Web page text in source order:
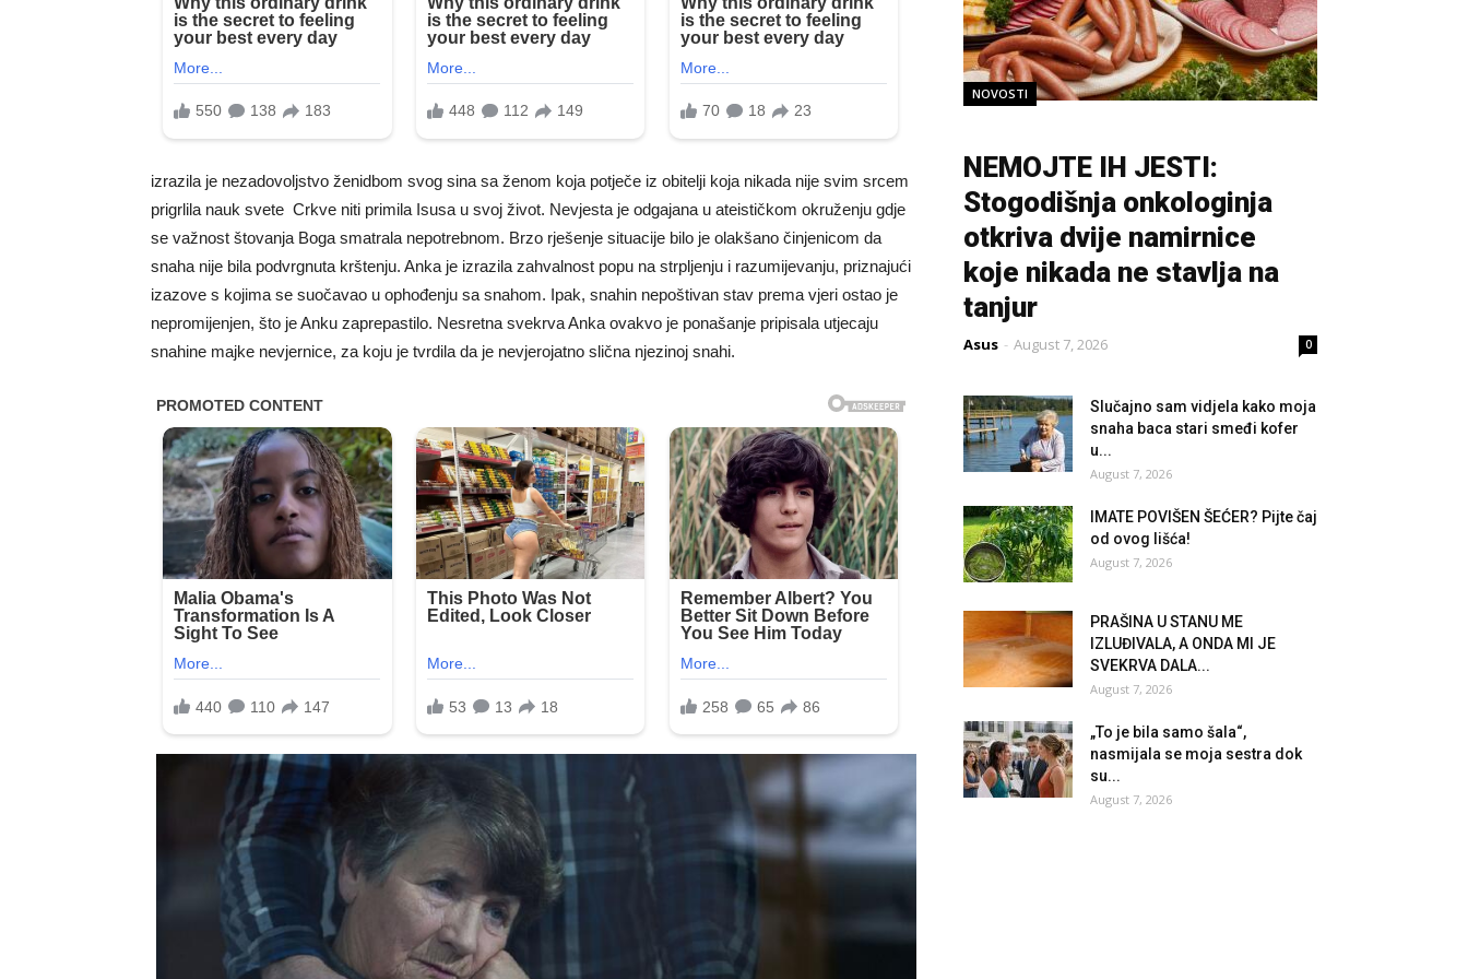
izrazila je nezadovoljstvo ženidbom svog sina sa ženom koja potječe iz obitelji koja nikada nije svim srcem
prigrlila nauk svete Crkve niti primila Isusa u svoj život. Nevjesta je odgajana u ateističkom okruženju gdje
se važnost štovanja Boga smatrala nepotrebnom. Brzo rješenje situacije bilo je olakšano činjenicom da
snaha nije bila podvrgnuta krštenju. Anka je izrazila zahvalnost popu na strpljenju i razumijevanju, priznajući
izazove s kojima se suočavao u ophođenju sa snahom. Ipak, snahin nepoštivan stav prema vjeri ostao je
nepromijenjen, što je Anku zaprepastilo. Nesretna svekrva Anka ovakvo je ponašanje pripisala utjecaju
snahine majke nevjernice, za koju je tvrdila da je nevjerojatno slična njezinoj snahi.
NOVOSTI
NEMOJTE IH JESTI:
Stogodišnja onkologinja
otkriva dvije namirnice
koje nikada ne stavlja na
tanjur
Asus - August 7, 2026 0
Slučajno sam vidjela kako moja
snaha baca stari smeđi kofer
u...
August 7, 2026
IMATE POVIŠEN ŠEĆER? Pijte čaj
od ovog lišća!
August 7, 2026
PRAŠINA U STANU ME
IZLUĐIVALA, A ONDA MI JE
SVEKRVA DALA...
August 7, 2026
„To je bila samo šala“,
nasmijala se moja sestra dok
su...
August 7, 2026